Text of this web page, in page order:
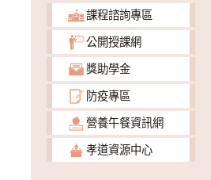
課程諮詢專區
公開授課網
獎助學金
防疫專區
營養午餐資訊網
孝道資源中心